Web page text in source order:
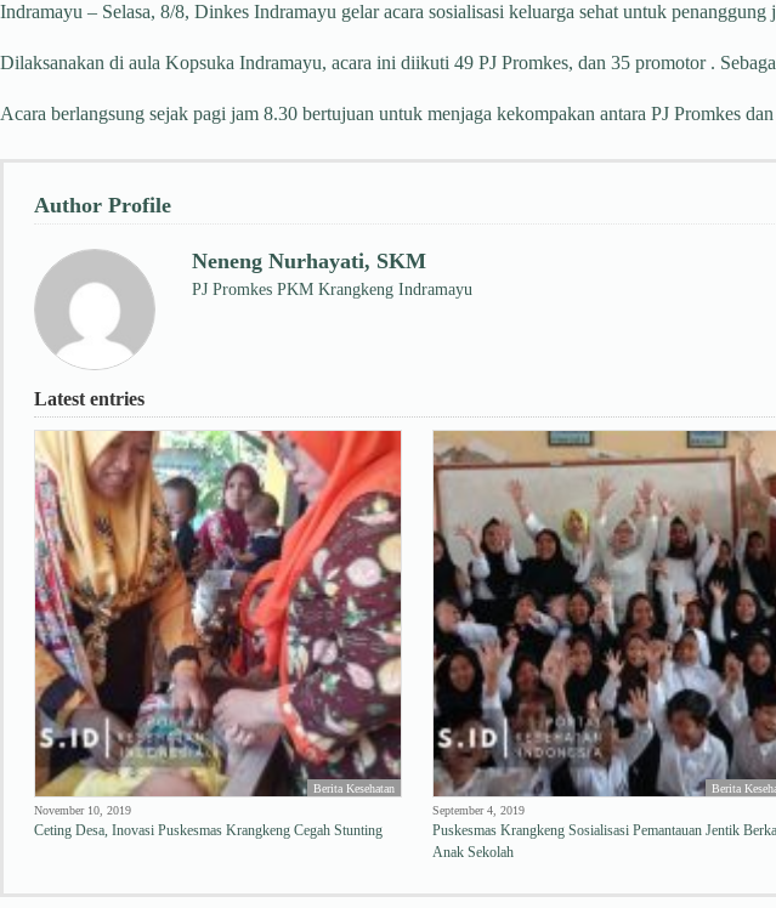
Indramayu – Selasa, 8/8, Dinkes Indramayu gelar acara sosialisasi keluarga sehat untuk
Dilaksanakan di aula Kopsuka Indramayu, acara ini diikuti 49 PJ Promkes, dan 35 promotor .
Acara berlangsung sejak pagi jam 8.30 bertujuan untuk menjaga kekompakan antara PJ Promkes
Author Profile
Neneng Nurhayati, SKM
PJ Promkes PKM Krangkeng Indramayu
Latest entries
Berita Kesehatan
November 10, 2019
Ceting Desa, Inovasi Puskesmas Krangkeng Cegah Stunting
Berita
September 4, 2019
Puskesmas Krangkeng Sosialisasi Pemantauan Jentik
Anak Sekolah